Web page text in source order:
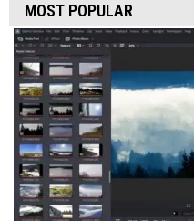
MOST POPULAR